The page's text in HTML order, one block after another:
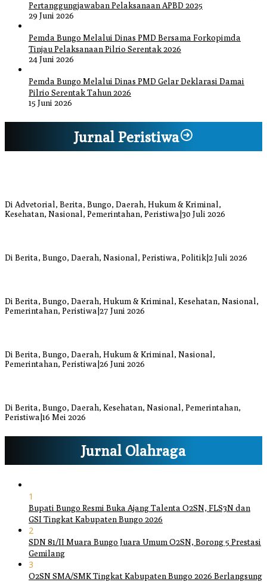
Pertanggungjawaban Pelaksanaan APBD 2025
29 Juni 2026
Pemda Bungo Melalui Dinas PMD Bersama Forkopimda
Tinjau Pelaksanaan Pilrio Serentak 2026
24 Juni 2026
Pemda Bungo Melalui Dinas PMD Gelar Deklarasi Damai
Pilrio Serentak Tahun 2026
15 Juni 2026
Jurnal Peristiwa
Di Advetorial, Berita, Bungo, Daerah, Hukum & Kriminal,
Kesehatan, Nasional, Pemerintahan, Peristiwa 30 Juli 2026
Di Berita, Bungo, Daerah, Nasional, Peristiwa, Politik|2 Juli 2026
Di Berita, Bungo, Daerah, Hukum & Kriminal, Kesehatan, Nasional,
Pemerintahan, Peristiwa 27 Juni 2026
Di Berita, Bungo, Daerah, Hukum & Kriminal, Nasional,
Pemerintahan, Peristiwa 26 Juni 2026
Di Berita, Bungo, Daerah, Kesehatan, Nasional, Pemerintahan,
Peristiwa 16 Mei 2026
Jurnal Olahraga
1
Bupati Bungo Resmi Buka Ajang Talenta O2SN, FLS3N dan
GSI Tingkat Kabupaten Bungo 2026
2
SDN 81/II Muara Bungo Juara Umum O2SN, Borong 5 Prestasi
Gemilang
3
O2SN SMA/SMK Tingkat Kabupaten Bungo 2026 Berlangsung